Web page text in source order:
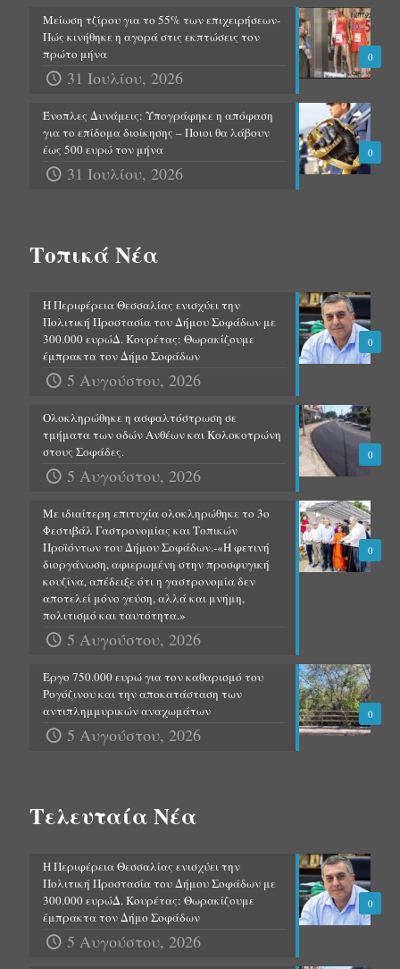
0
Μείωση τζίρου για το 55% των επιχειρήσεων-
Πώς κινήθηκε η αγορά στις εκπτώσεις τον
πρώτο μήνα
31 Ιουλίου, 2026
0
Ένοπλες Δυνάμεις: Υπογράφηκε η απόφαση
για το επίδομα διοίκησης – Ποιοι θα λάβουν
έως 500 ευρώ τον μήνα
31 Ιουλίου, 2026
Τοπικά Νέα
0
Η Περιφέρεια Θεσσαλίας ενισχύει την
Πολιτική Προστασία του Δήμου Σοφάδων με
300.000 ευρώΔ. Κουρέτας: Θωρακίζουμε
έμπρακτα τον Δήμο Σοφάδων
5 Αυγούστου, 2026
0
Ολοκληρώθηκε η ασφαλτόστρωση σε
τμήματα των οδών Ανθέων και Κολοκοτρώνη
στους Σοφάδες.
5 Αυγούστου, 2026
0
Με ιδιαίτερη επιτυχία ολοκληρώθηκε το 3ο
Φεστιβάλ Γαστρονομίας και Τοπικών
Προϊόντων του Δήμου Σοφάδων.-«Η φετινή
διοργάνωση, αφιερωμένη στην προσφυγική
κουζίνα, απέδειξε ότι η γαστρονομία δεν
αποτελεί μόνο γεύση, αλλά και μνήμη,
πολιτισμό και ταυτότητα.»
5 Αυγούστου, 2026
0
Έργο 750.000 ευρώ για τον καθαρισμό του
Ρογόζινου και την αποκατάσταση των
αντιπλημμυρικών αναχωμάτων
5 Αυγούστου, 2026
Τελευταία Νέα
0
Η Περιφέρεια Θεσσαλίας ενισχύει την
Πολιτική Προστασία του Δήμου Σοφάδων με
300.000 ευρώΔ. Κουρέτας: Θωρακίζουμε
έμπρακτα τον Δήμο Σοφάδων
5 Αυγούστου, 2026